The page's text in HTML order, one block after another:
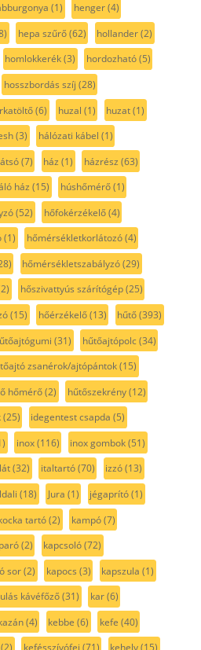
(1) henger(4)
hepa szűrő(62) hollander(2)
homlokkerék(3) hordozható(5)
hosszbordás szíj (28)
(6) huzal (1) huzat(1)
(3) hálózati kábel (1)
(7) ház (1) házrész (63)
ház (15) húshőmérő(1)
(52) hőfokérzékelő(4)
(1) hőmérsékletkorlátozó(4)
hőmérsékletszabályzó(29)
hőszivattyús szárítógép(25)
(15) hőérzékelő(13) hűtő(393)
(31) hűtőajtópolc(34)
zsanérok/ajtópántok(15)
hőmérő(2) hűtőszekrény(12)
(25) idegentest csapda (5)
inox(116) inox gombok(51)
(32) italtartó(70) izzó(13)
(18) Jura (1) jégaprító(1)
tartó(2) kampó(7)
(2) kapcsoló(72)
sor(2) kapocs (3) kapszula (1)
kávéfőző(31) kar(6)
(4) kebbe (6) kefe (40)